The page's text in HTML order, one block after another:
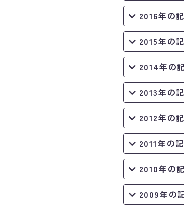
2016年の
2015年の
2014年の
2013年の
2012年の
2011年の
2010年の
2009年の